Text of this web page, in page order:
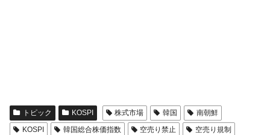
トピック KOSPI 株式市場 韓国
南朝鮮
KOSPI
韓国総合株価指数 空売り禁止 空売り規制